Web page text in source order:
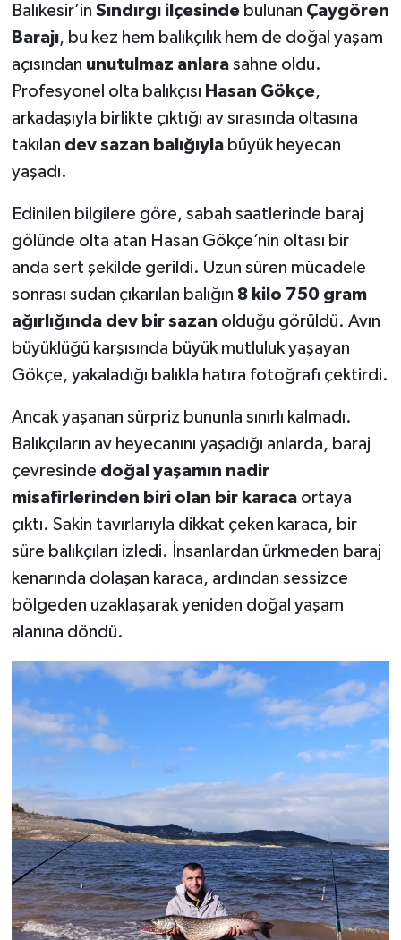
Balıkesir’in Sındırgı ilçesindebulunan Çaygören
Barajı, bu kez hem balıkçılık hem de doğal yaşam
açısından unutulmaz anlarasahne oldu.
Profesyonel olta balıkçısı Hasan Gökçe,
arkadaşıyla birlikte çıktığı av sırasında oltasına
takılan dev sazan balığıylabüyük heyecan
yaşadı.
Edinilen bilgilere göre, sabah saatlerinde baraj
gölünde olta atan Hasan Gökçe’nin oltası bir
anda sert şekilde gerildi. Uzun süren mücadele
sonrası sudan çıkarılan balığın 8 kilo 750 gram
ağırlığında dev bir sazan olduğu görüldü. Avın
büyüklüğü karşısında büyük mutluluk yaşayan
Gökçe, yakaladığı balıkla hatıra fotoğrafı çektirdi.
Ancak yaşanan sürpriz bununla sınırlı kalmadı.
Balıkçıların av heyecanını yaşadığı anlarda, baraj
çevresinde doğal yaşamın nadir
misafirlerinden biri olan bir karacaortaya
çıktı. Sakin tavırlarıyla dikkat çeken karaca, bir
süre balıkçıları izledi. İnsanlardan ürkmeden baraj
kenarında dolaşan karaca, ardından sessizce
bölgeden uzaklaşarak yeniden doğal yaşam
alanına döndü.